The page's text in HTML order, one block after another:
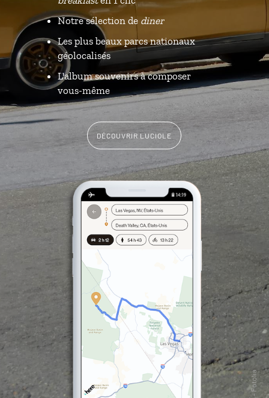
Notre sélection de diner
Les plus beaux parcs nationaux
géolocalisés
L'album souvenirs à composer
vous-même
DÉCOUVRIR LUCIOLE